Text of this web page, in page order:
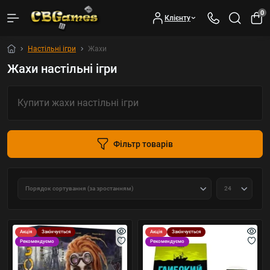
Клієнту
0
Настільні ігри Жахи
Жахи настільні ігри
Купити жахи настільні ігри
Фільтр товарів
Акція
Закінчується
Рекомендуємо
Акція
Закінчується
Рекомендуємо